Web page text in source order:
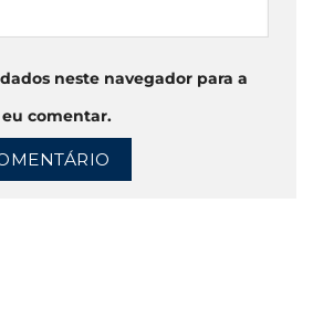
neste navegador para a
comentar.